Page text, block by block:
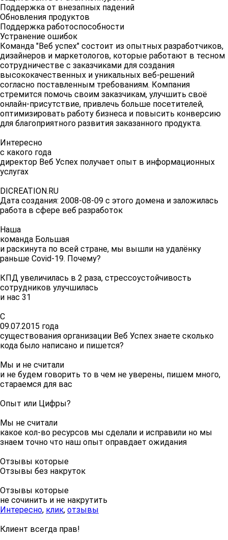
Поддержка от внезапных падений
Обновления продуктов
Поддержка работоспособности
Устранение ошибок
Команда "Веб успех" состоит из опытных разработчиков,
дизайнеров и маркетологов, которые работают в тесном
сотрудничестве с заказчиками для создания
высококачественных и уникальных веб-решений
согласно поставленным требованиям. Компания
стремится помочь своим заказчикам, улучшить своё
онлайн-присутствие, привлечь больше посетителей,
оптимизировать работу бизнеса и повысить конверсию
для благоприятного развития заказанного продукта.
Интересно
с какого года
директор Веб Успех получает опыт в информационных
услугах
DICREATION.RU
Дата создания: 2008-08-09 c этого домена и заложилась
работа в сфере веб разработок
Наша
команда Большая
и раскинута по всей стране, мы вышли на удалёнку
раньше Covid-19. Почему?
КПД увеличилась в 2 раза, стрессоустойчивость
сотрудников улучшилась
и нас 31
С
09.07.2015 года
существования организации Веб Успех знаете сколько
кода было написано и пишется?
Мы и не считали
и не будем говорить то в чем не уверены, пишем много,
стараемся для вас
Опыт или Цифры?
Мы не считали
какое кол-во ресурсов мы сделали и исправили но мы
знаем точно что наш опыт оправдает ожидания
Отзывы которые
Отзывы без накруток
Отзывы которые
не сочинить и не накрутить
Интересно, клик, отзывы
Клиент всегда прав!